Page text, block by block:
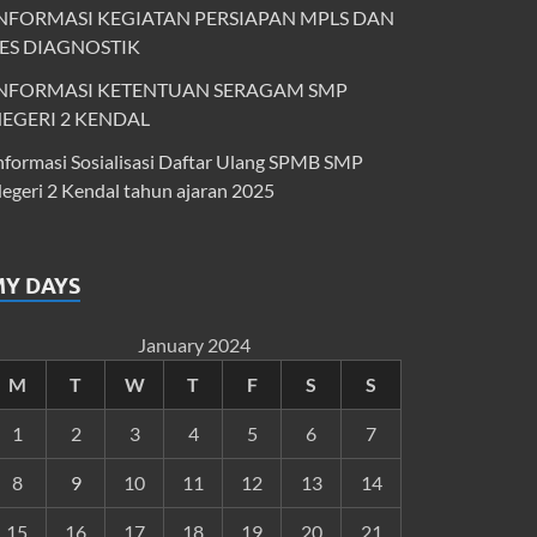
KEGIATAN PERSIAPAN MPLS DAN
DIAGNOSTIK
KETENTUAN SERAGAM SMP
2 KENDAL
Sosialisasi Daftar Ulang SPMB SMP
2 Kendal tahun ajaran 2025
DAYS
January 2024
M
T W T F S S
1 2 3 4 5 6 7
8 9 10 11 12 13 14
15 16 17 18 19 20 21